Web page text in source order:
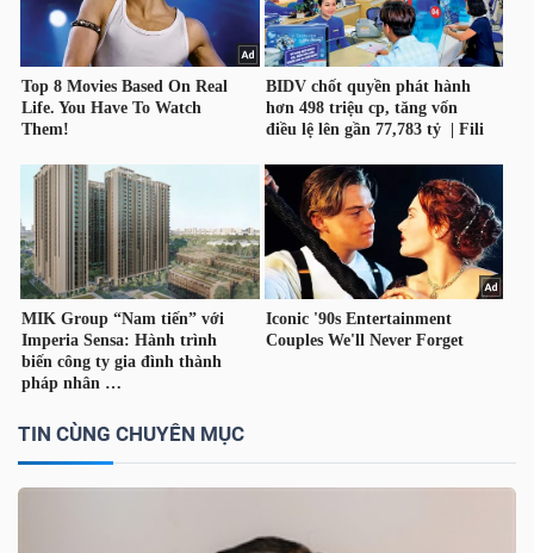
TIN CÙNG CHUYÊN MỤC
Công
cụ
tư
Truyền
thông
chính